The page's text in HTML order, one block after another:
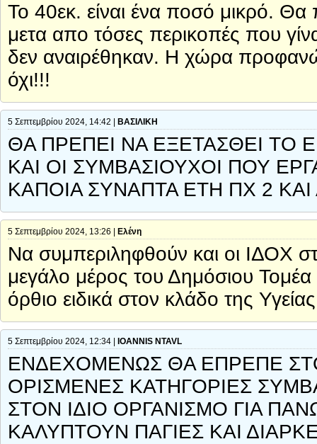
Το 40εκ. είναι ένα ποσό μικρό. Θα
μετα απο τόσες περικοπές που
δεν αναιρέθηκαν. Η χώρα
όχι!!!
5 Σεπτεμβρίου 2024, 14:42 | ΒΑΣΙΛΙΚΗ
ΘΑ ΠΡΕΠΕΙ ΝΑ ΕΞΕΤΑΣΘΕΙ
ΚΑΙ ΟΙ ΣΥΜΒΑΣΙΟΥΧΟΙ ΠΟΥ
ΚΑΠΟΙΑ ΣΥΝΑΠΤΑ ΕΤΗ ΠΧ 2
5 Σεπτεμβρίου 2024, 13:26 | Ελένη
Να συμπεριληφθούν και οι ΙΔΟΧ
μεγάλο μέρος του Δημόσιου Τομέα
όρθιο ειδικά στον κλάδο της
5 Σεπτεμβρίου 2024, 12:34 | IOANNIS NTAVL
ΕΝΔΕΧΟΜΕΝΩΣ ΘΑ ΕΠΡΕΠΕ
ΟΡΙΣΜΕΝΕΣ ΚΑΤΗΓΟΡΙΕΣ
ΣΤΟΝ ΙΔΙΟ ΟΡΓΑΝΙΣΜΟ ΓΙΑ
ΚΑΛΥΠΤΟΥΝ ΠΑΓΙΕΣ ΚΑΙ